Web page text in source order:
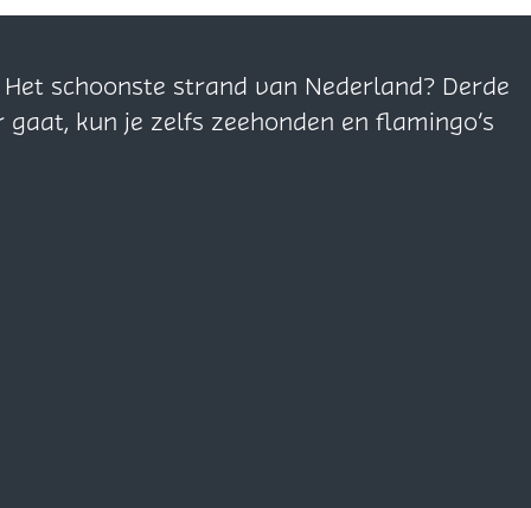
schoonste strand van Nederland? Derde
kun je zelfs zeehonden en flamingo’s